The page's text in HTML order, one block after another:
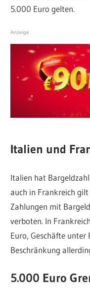
5.000 Euro gelten.
Anzeige
Italien und
Italien hat
auch in Frankreich gilt
Zahlungen mit
verboten. In
Euro, Geschäfte
Beschränkung
5.000 Euro